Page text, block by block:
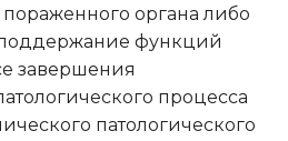
органа либо
функций
завершения
процесса
патологического